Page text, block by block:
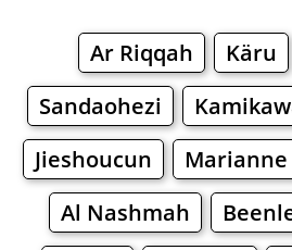
Ar Riqqah Käru
Sandaohezi
Jieshoucun
Marianne
Al Nashmah